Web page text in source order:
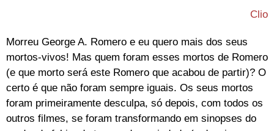
Clio
Morreu George A. Romero e eu quero mais dos seus
mortos-vivos! Mas quem foram esses mortos de Romero
(e que morto será este Romero que acabou de partir)? O
certo é que não foram sempre iguais. Os seus mortos
foram primeiramente desculpa, só depois, com todos os
outros filmes, se foram transformando em sinopses do